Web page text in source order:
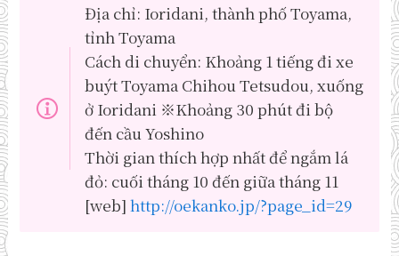
Địa chỉ: Ioridani, thành phố Toyama,
tỉnh Toyama
Cách di chuyển: Khoảng 1 tiếng đi xe
buýt Toyama Chihou Tetsudou, xuống
ở Ioridani ※Khoảng 30 phút đi bộ
đến cầu Yoshino
Thời gian thích hợp nhất để ngắm lá
đỏ: cuối tháng 10 đến giữa tháng 11
[web] http://oekanko.jp/?page_id=29